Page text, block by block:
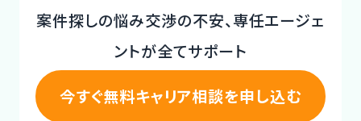
CTOイベント
案件探しの悩み交渉の不安、専任エージェ
ントが全てサポート
今すぐ無料キャリア相談を申し込む